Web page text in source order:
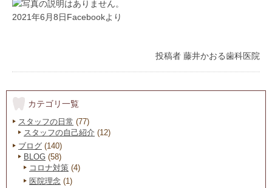
2021年6月8日Facebookより
投稿者 藤井かおる歯科医院
カテゴリ一覧
スタッフの日常 (77)
スタッフの自己紹介 (12)
ブログ (140)
BLOG (58)
コロナ対策 (4)
医院理念 (1)